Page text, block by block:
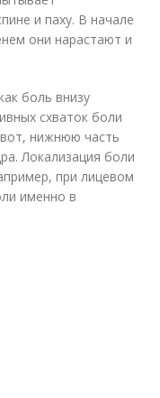
и паху. В начале
они нарастают и
боль внизу
схваток боли
нижнюю часть
Локализация боли
при лицевом
именно в